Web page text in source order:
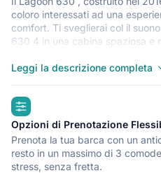
coloro interessati ad una
comfort. Ti sveglierai col il
630 4 in una cabina spaziosa e
prezioso in relax con la propria
questa barca offre un piano
in comodità. Il Lagoon 630 è
(Castelldefels) Sitges, un punto
esplorare il Spagna in barca.
Leggi la descrizione completa
highlights
Opzioni di Prenotazione
Prenota la tua barca con un
resto in un massimo di 3
stress, senza fretta.